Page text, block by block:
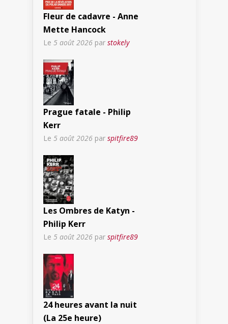
Fleur de cadavre - Anne
Mette Hancock
Le 5 août 2026 par stokely
Prague fatale - Philip
Kerr
Le 5 août 2026 par spitfire89
Les Ombres de Katyn -
Philip Kerr
Le 5 août 2026 par spitfire89
24 heures avant la nuit
(La 25e heure)